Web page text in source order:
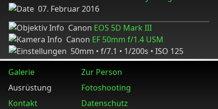
07. Februar 2016
Canon EOS 5D Mark III
Canon EF 50mm f/1.4 USM
50mm • f/7.1 • 1/200s • ISO 125
Galerie
Zur Person
Ausrüstung
Fotoshooting
Kontakt
Datenschutz